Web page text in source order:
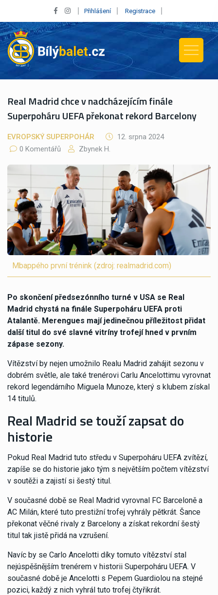
Přihlášení Registrace
Real Madrid chce v nadcházejícím finále
Superpoháru UEFA překonat rekord Barcelony
EVROPSKÝ SUPERPOHÁR
12. srpna 2024
0 Komentářů
Zbynek H.
Mbappého první trénink (zdroj: realmadrid.com)
Po skončení předsezónního turné v USA se Real
Madrid chystá na finále Superpoháru UEFA proti
Atalantě. Merengues mají jedinečnou příležitost přidat
další titul do své slavné vitríny trofejí hned v prvním
zápase sezony.
Vítězství by nejen umožnilo Realu Madrid zahájit sezonu v
dobrém světle, ale také trenérovi Carlu Ancelottimu vyrovnat
rekord legendárního Miguela Munoze, který s klubem získal
14 titulů.
Real Madrid se touží zapsat do
historie
Pokud Real Madrid tuto středu v Superpoháru UEFA zvítězí,
zapíše se do historie jako tým s největším počtem vítězství
v soutěži a zajistí si šestý titul.
V současné době se Real Madrid vyrovnal FC Barceloně a
AC Milán, které tuto prestižní trofej vyhrály pětkrát. Šance
překonat věčné rivaly z Barcelony a získat rekordní šestý
titul tak jistě přidá na vzrušení.
Navíc by se Carlo Ancelotti díky tomuto vítězství stal
nejúspěšnějším trenérem v historii Superpoháru UEFA. V
současné době je Ancelotti s Pepem Guardiolou na stejné
pozici, každý z nich vyhrál tuto trofej čtyřikrát.